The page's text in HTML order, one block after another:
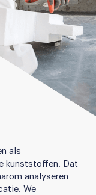
als
kunststoffen. Dat
analyseren
We